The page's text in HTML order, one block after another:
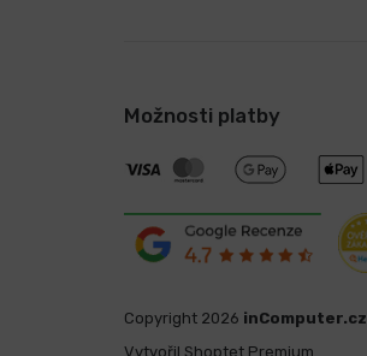
Možnosti platby
Vytvořil Shoptet Premium
Copyright 2026 inComputer.cz